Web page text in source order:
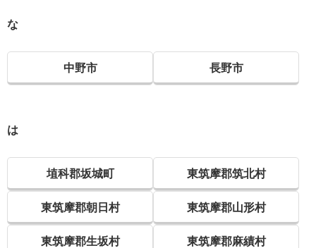
な
中野市 長野市
は
埴科郡坂城町 東筑摩郡筑北村
東筑摩郡朝日村 東筑摩郡山形村
東筑摩郡生坂村 東筑摩郡麻績村